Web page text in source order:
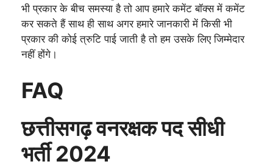
भी प्रकार के बीच समस्या है तो आप हमारे कमेंट बॉक्स में कमेंट
कर सकते हैं साथ ही साथ अगर हमारे जानकारी में किसी भी
प्रकार की कोई त्रुटि पाई जाती है तो हम उसके लिए जिम्मेदार
नहीं होंगे।
FAQ
छत्तीसगढ़ वनरक्षक पद सीधी
भर्ती 2024